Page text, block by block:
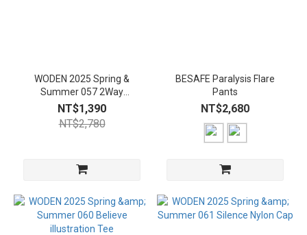
WODEN 2025 Spring &
Summer 057 2Way
Paratrooper Pants
NT$1,390
NT$2,780
BESAFE Paralysis Flare
Pants
NT$2,680